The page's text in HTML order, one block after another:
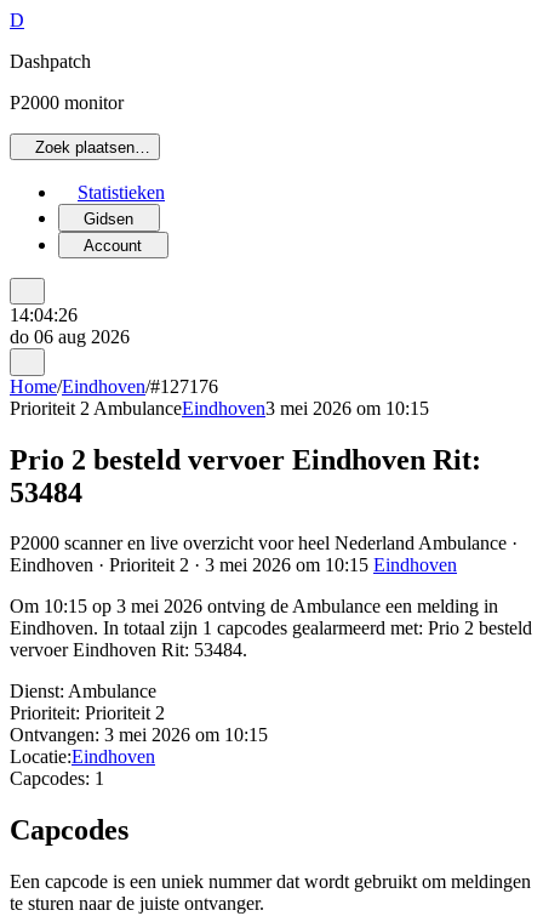
D
Dashpatch
P2000 monitor
Zoek plaatsen…
Statistieken
Gidsen
Account
14:04:26
do 06 aug 2026
Home/Eindhoven/#127176
Prioriteit 2 AmbulanceEindhoven3 mei 2026 om 10:15
Prio 2 besteld vervoer Eindhoven Rit:
53484
P2000 scanner en live overzicht voor heel Nederland Ambulance ·
Eindhoven · Prioriteit 2 · 3 mei 2026 om 10:15 Eindhoven
Om 10:15 op 3 mei 2026 ontving de Ambulance een melding in
Eindhoven. In totaal zijn 1 capcodes gealarmeerd met: Prio 2 besteld
vervoer Eindhoven Rit: 53484.
Dienst: Ambulance
Prioriteit: Prioriteit 2
Ontvangen: 3 mei 2026 om 10:15
Locatie:Eindhoven
Capcodes: 1
Capcodes
Een capcode is een uniek nummer dat wordt gebruikt om meldingen
te sturen naar de juiste ontvanger.